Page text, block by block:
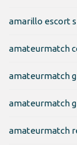
amarillo escort
amateurmatch
amateurmatch
amateurmatch
amateurmatch